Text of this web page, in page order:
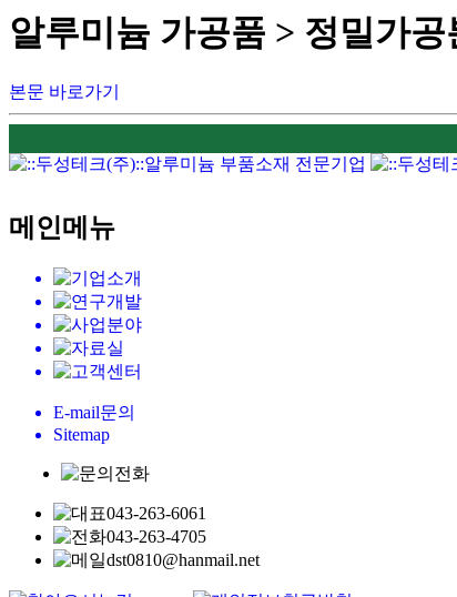
알루미늄 가공품 > 정밀가
본문 바로가기
메인메뉴
E-mail문의
Sitemap